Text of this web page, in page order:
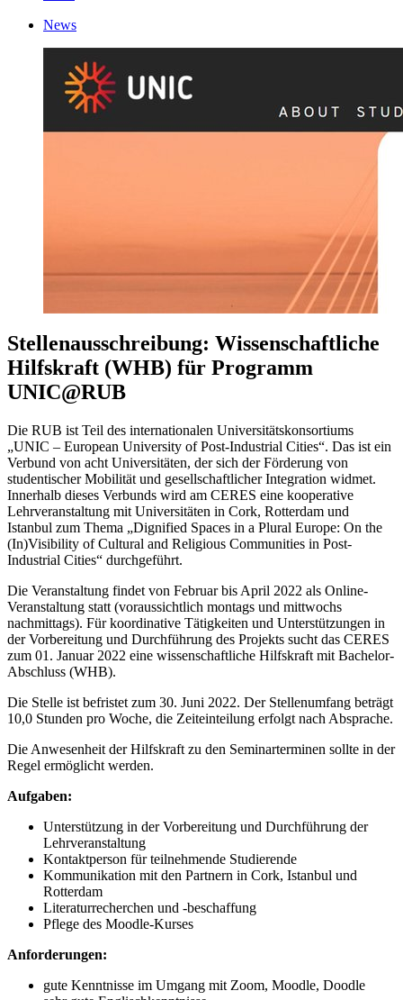
News
Stellenausschreibung: Wissenschaftliche
Hilfskraft (WHB) für Programm
UNIC@RUB
Die RUB ist Teil des internationalen Universitätskonsortiums
„UNIC – European University of Post-Industrial Cities“. Das ist ein
Verbund von acht Universitäten, der sich der Förderung von
studentischer Mobilität und gesellschaftlicher Integration widmet.
Innerhalb dieses Verbunds wird am CERES eine kooperative
Lehrveranstaltung mit Universitäten in Cork, Rotterdam und
Istanbul zum Thema „Dignified Spaces in a Plural Europe: On the
(In)Visibility of Cultural and Religious Communities in Post-
Industrial Cities“ durchgeführt.
Die Veranstaltung findet von Februar bis April 2022 als Online-
Veranstaltung statt (voraussichtlich montags und mittwochs
nachmittags). Für koordinative Tätigkeiten und Unterstützungen in
der Vorbereitung und Durchführung des Projekts sucht das CERES
zum 01. Januar 2022 eine wissenschaftliche Hilfskraft mit Bachelor-
Abschluss (WHB).
Die Stelle ist befristet zum 30. Juni 2022. Der Stellenumfang beträgt
10,0 Stunden pro Woche, die Zeiteinteilung erfolgt nach Absprache.
Die Anwesenheit der Hilfskraft zu den Seminarterminen sollte in der
Regel ermöglicht werden.
Aufgaben:
Unterstützung in der Vorbereitung und Durchführung der
Lehrveranstaltung
Kontaktperson für teilnehmende Studierende
Kommunikation mit den Partnern in Cork, Istanbul und
Rotterdam
Literaturrecherchen und -beschaffung
Pflege des Moodle-Kurses
Anforderungen:
gute Kenntnisse im Umgang mit Zoom, Moodle, Doodle